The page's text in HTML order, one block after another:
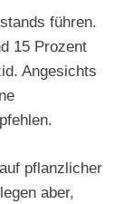
führen.
15 Prozent
Angesichts
pflanzlicher
aber,